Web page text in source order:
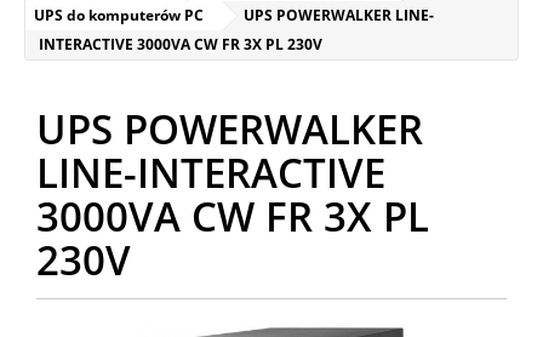
UPS do komputerów PC
UPS POWERWALKER LINE-
INTERACTIVE 3000VA CW FR 3X PL 230V
UPS POWERWALKER
LINE-INTERACTIVE
3000VA CW FR 3X PL
230V